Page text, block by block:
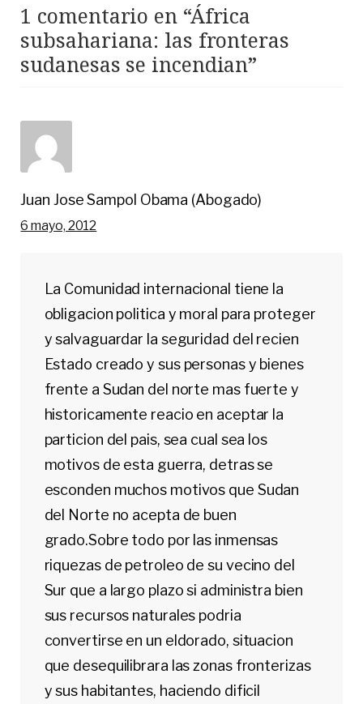
1 comentario en “África
subsahariana: las fronteras
sudanesas se incendian”
Juan Jose Sampol Obama (Abogado)
6 mayo, 2012
La Comunidad internacional tiene la
obligacion politica y moral para proteger
y salvaguardar la seguridad del recien
Estado creado y sus personas y bienes
frente a Sudan del norte mas fuerte y
historicamente reacio en aceptar la
particion del pais, sea cual sea los
motivos de esta guerra, detras se
esconden muchos motivos que Sudan
del Norte no acepta de buen
grado.Sobre todo por las inmensas
riquezas de petroleo de su vecino del
Sur que a largo plazo si administra bien
sus recursos naturales podria
convertirse en un eldorado, situacion
que desequilibrara las zonas fronterizas
y sus habitantes, haciendo dificil